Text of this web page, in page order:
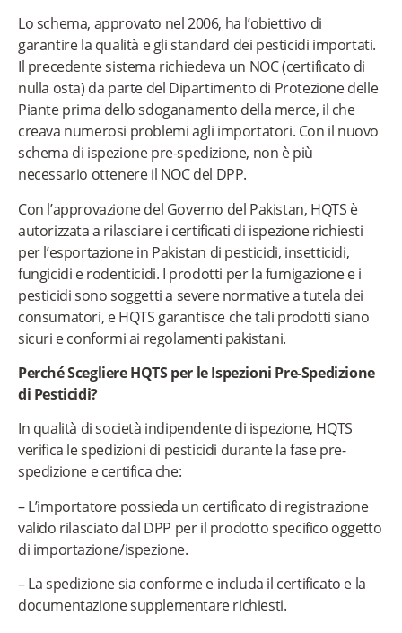
Lo schema, approvato nel 2006, ha l’obiettivo di
garantire la qualità e gli standard dei pesticidi importati.
Il precedente sistema richiedeva un NOC (certificato di
nulla osta) da parte del Dipartimento di Protezione delle
Piante prima dello sdoganamento della merce, il che
creava numerosi problemi agli importatori. Con il nuovo
schema di ispezione pre-spedizione, non è più
necessario ottenere il NOC del DPP.
Con l’approvazione del Governo del Pakistan, HQTS è
autorizzata a rilasciare i certificati di ispezione richiesti
per l’esportazione in Pakistan di pesticidi, insetticidi,
fungicidi e rodenticidi. I prodotti per la fumigazione e i
pesticidi sono soggetti a severe normative a tutela dei
consumatori, e HQTS garantisce che tali prodotti siano
sicuri e conformi ai regolamenti pakistani.
Perché Scegliere HQTS per le Ispezioni Pre-Spedizione
di Pesticidi?
In qualità di società indipendente di ispezione, HQTS
verifica le spedizioni di pesticidi durante la fase pre-
spedizione e certifica che:
– L’importatore possieda un certificato di registrazione
valido rilasciato dal DPP per il prodotto specifico oggetto
di importazione/ispezione.
– La spedizione sia conforme e includa il certificato e la
documentazione supplementare richiesti.